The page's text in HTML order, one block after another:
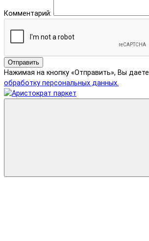
Комментарий:
Отправить
Нажимая на кнопку «Отправить», Вы даете
обработку персональных данных.